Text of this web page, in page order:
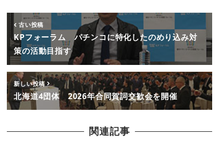
古い投稿
KPフォーラム パチンコに特化したのめり込み対
策の活動目指す
新しい投稿
北海道4団体 2026年合同賀詞交歓会を開催
関連記事